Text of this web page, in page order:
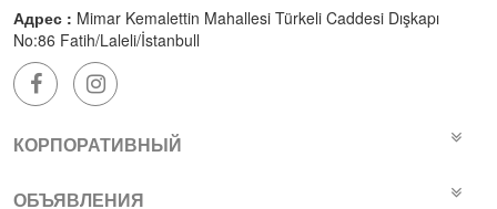
Адрес : Mimar Kemalettin Mahallesi Türkeli Caddesi Dışkapı
No:86 Fatih/Laleli/İstanbull
КОРПОРАТИВНЫЙ
ОБЪЯВЛЕНИЯ